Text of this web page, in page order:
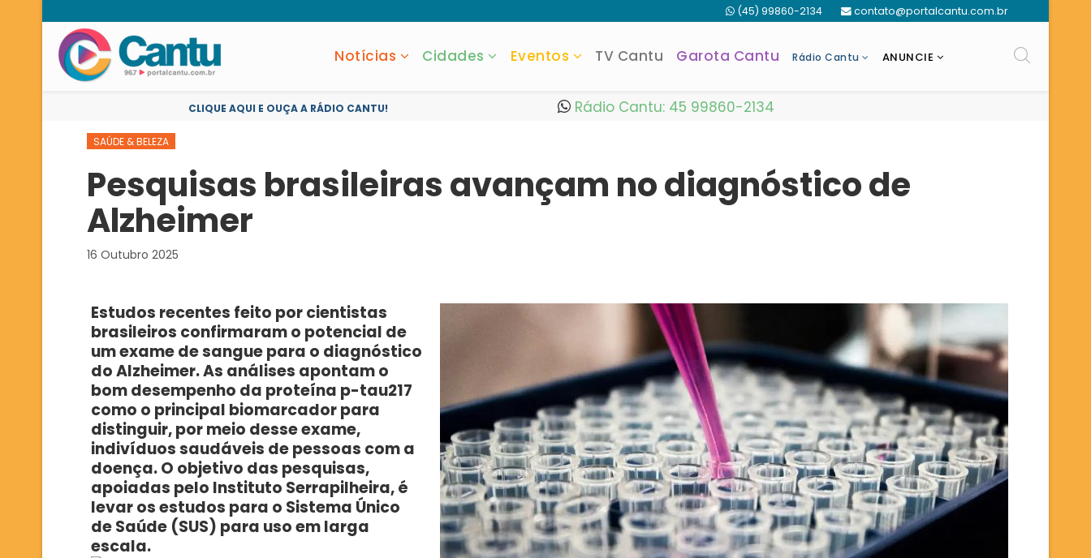
(45) 99860-2134 contato@portalcantu.com.br
Notícias Cidades Eventos TV Cantu Garota Cantu Rádio Cantu ANUNCIE
CLIQUE AQUI E OUÇA A RÁDIO CANTU! Rádio Cantu: 45 99860-2134
SAÚDE & BELEZA
Pesquisas brasileiras avançam no diagnóstico de
Alzheimer
16 Outubro 2025
Estudos recentes feito por cientistas
brasileiros confirmaram o potencial de
um exame de sangue para o diagnóstico
do Alzheimer. As análises apontam o
bom desempenho da proteína p-tau217
como o principal biomarcador para
distinguir, por meio desse exame,
indivíduos saudáveis de pessoas com a
doença. O objetivo das pesquisas,
apoiadas pelo Instituto Serrapilheira, é
levar os estudos para o Sistema Único
de Saúde (SUS) para uso em larga
escala.